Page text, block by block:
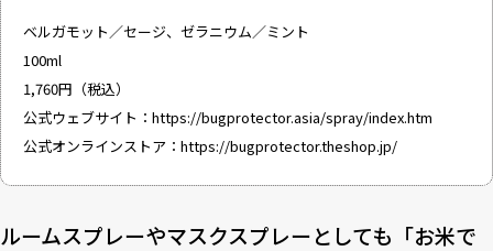
ベルガモット／セージ、ゼラニウム／ミント
100ml
1,760円（税込）
公式ウェブサイト： https://bugprotector.asia/spray/index.htm
公式オンラインストア： https://bugprotector.theshop.jp/
ルームスプレーやマスクスプレーとしても「お米で